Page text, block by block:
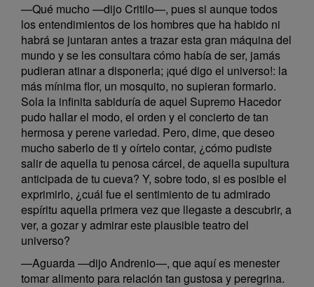
—Qué mucho —dijo Critilo—, pues si aunque todos
los entendimientos de los hombres que ha habido ni
habrá se juntaran antes a trazar esta gran máquina del
mundo y se les consultara cómo había de ser, jamás
pudieran atinar a disponerla; ¡qué digo el universo!: la
más mínima flor, un mosquito, no supieran formarlo.
Sola la infinita sabiduría de aquel Supremo Hacedor
pudo hallar el modo, el orden y el concierto de tan
hermosa y perene variedad. Pero, dime, que deseo
mucho saberlo de ti y oírtelo contar, ¿cómo pudiste
salir de aquella tu penosa cárcel, de aquella supultura
anticipada de tu cueva? Y, sobre todo, si es posible el
exprimirlo, ¿cuál fue el sentimiento de tu admirado
espíritu aquella primera vez que llegaste a descubrir, a
ver, a gozar y admirar este plausible teatro del
universo?
—Aguarda —dijo Andrenio—, que aquí es menester
tomar alimento para relación tan gustosa y peregrina.